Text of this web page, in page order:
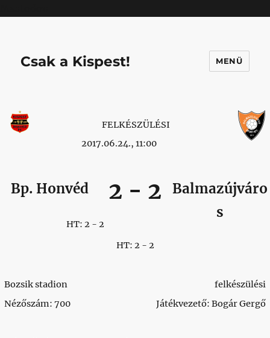
Csak a Kispest! MENÜ
FELKÉSZÜLÉSI
2017.06.24., 11:00
Bp. Honvéd 2 - 2
Balmazújváro
s
HT: 2 - 2
HT: 2 - 2
Bozsik stadion
Nézőszám: 700
felkészülési
Játékvezető: Bogár Gergő